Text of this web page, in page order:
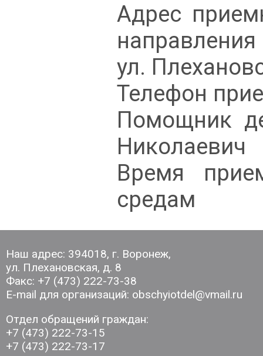
Адрес
ул.
Телефон
Помощник
Николаевич
Время
средам
Наш адрес: 394018, г. Воронеж,
ул. Плехановская, д. 8
Факс: +7 (473) 222-73-38
E-mail для организаций: obschyiotdel@vmail.ru
Отдел обращений граждан:
+7 (473) 222-73-15
+7 (473) 222-73-17